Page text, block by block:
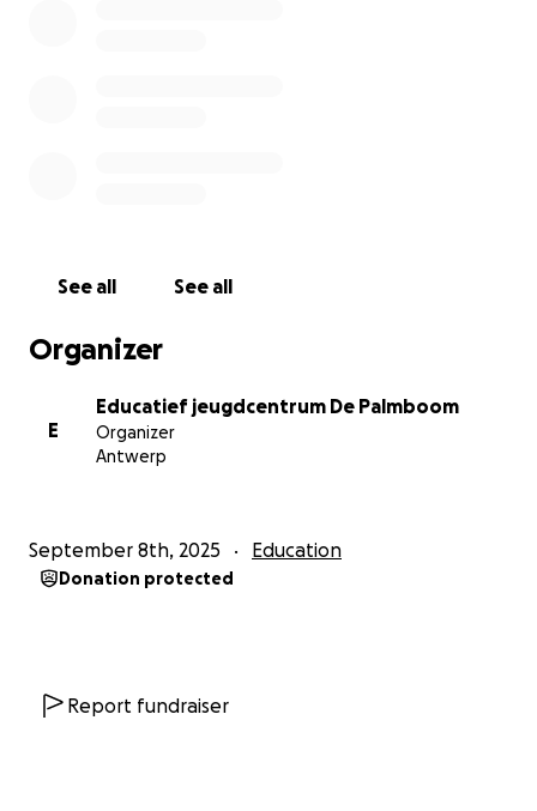
See all See all
Organizer
E
Educatief jeugdcentrum De Palmboom
Organizer
Antwerp
September 8th, 2025 Education
Donation protected
Report fundraiser